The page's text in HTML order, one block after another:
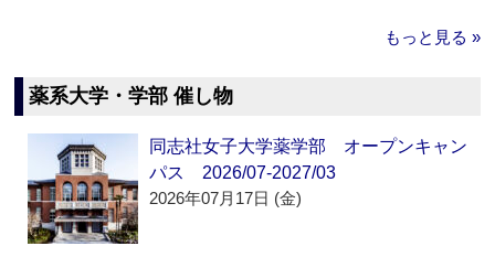
もっと見る »
薬系大学・学部 催し物
同志社女子大学薬学部 オープンキャン
パス 2026/07-2027/03
2026年07月17日 (金)